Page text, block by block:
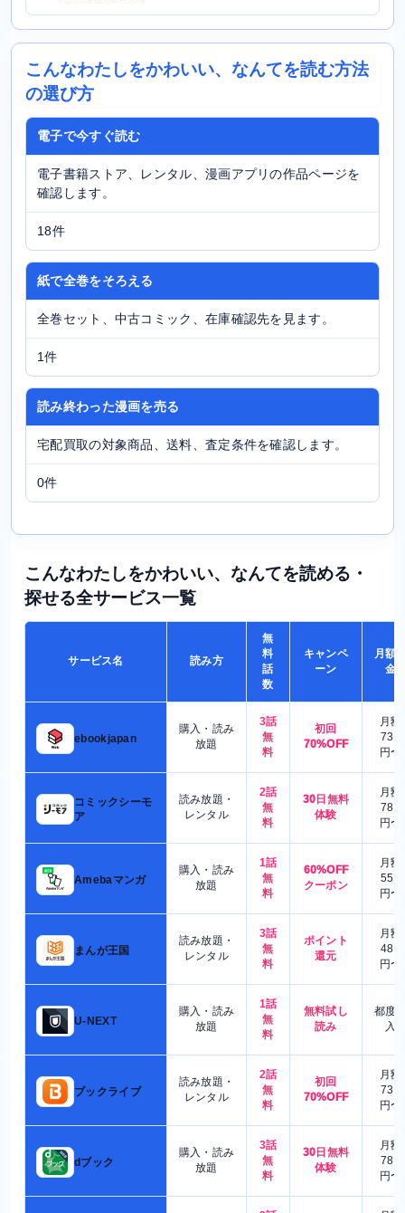
こんなわたしをかわいい、なんてを読む方法
の選び方
電子で今すぐ読む
電子書籍ストア、レンタル、漫画アプリの作品ページを
確認します。
18件
紙で全巻をそろえる
全巻セット、中古コミック、在庫確認先を見ます。
1件
読み終わった漫画を売る
宅配買取の対象商品、送料、査定条件を確認します。
0件
こんなわたしをかわいい、なんてを読める・
探せる全サービス一覧
サービス名 読み方
無
料
話
数
キャンペ
ーン
月額
金
ebookjapan
購入・読み
放題
3話
無
料
初回
70%OFF
月額
730
円〜
コミックシーモ
ア
読み放題・
レンタル
2話
無
料
30日無料
体験
月額
780
円〜
Amebaマンガ
購入・読み
放題
1話
無
料
60%OFF
クーポン
月額
550
円〜
まんが王国
読み放題・
レンタル
3話
無
料
ポイント
還元
月額
480
円〜
U-NEXT
購入・読み
放題
1話
無
料
無料試し
読み
都度
入
ブックライブ
読み放題・
レンタル
2話
無
料
初回
70%OFF
月額
730
円〜
dブック
購入・読み
放題
3話
無
料
30日無料
体験
月額
780
円〜